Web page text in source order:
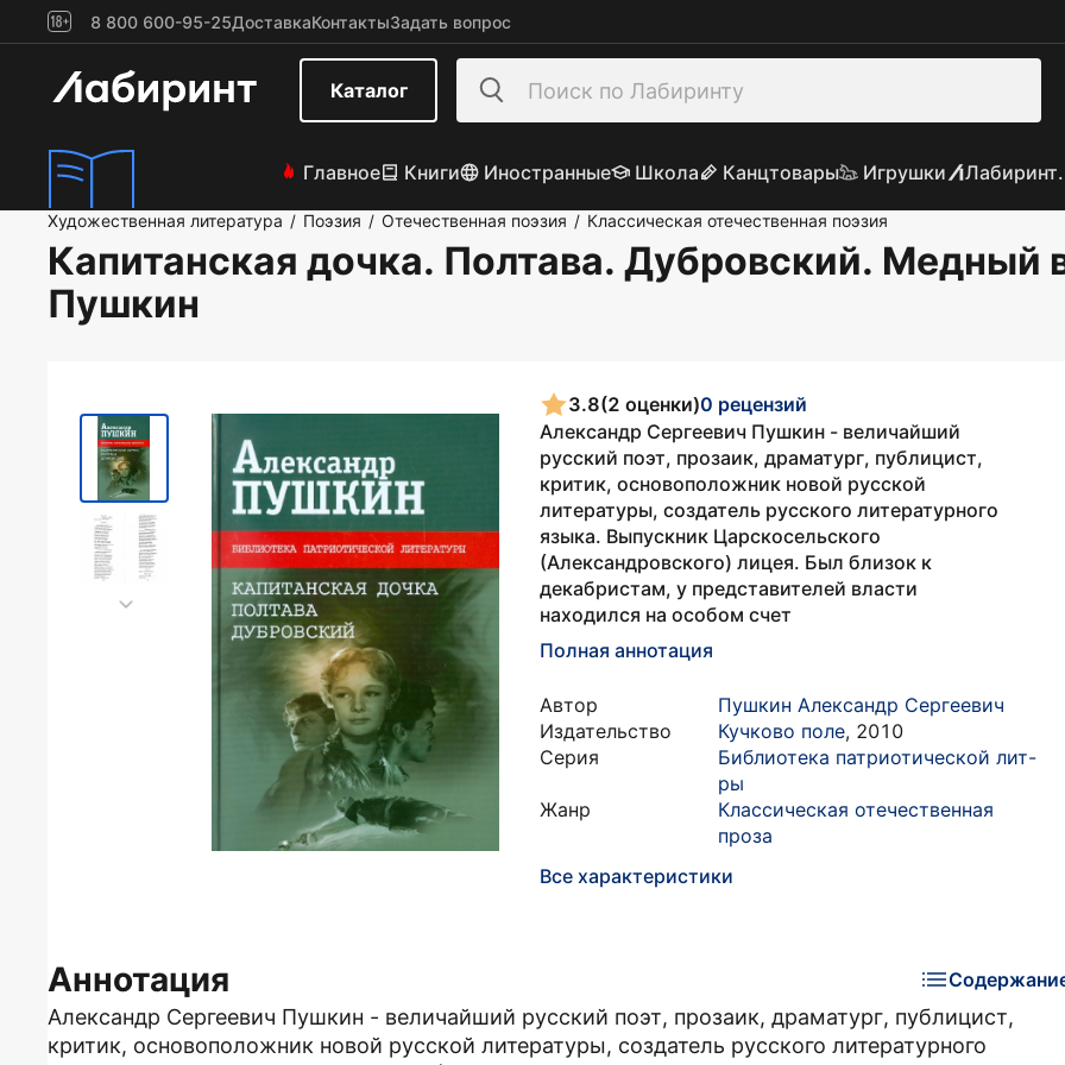
8 800 600-95-25ДоставкаКонтактыЗадать вопрос
Каталог
Главное Книги Иностранные Школа Канцтовары Игрушки
Художественная литература / Поэзия / Отечественная поэзия / Классическая отечественная поэзия
Капитанская дочка. Полтава. Дубровский. Медный
Пушкин
3.8(2 оценки)0 рецензий
Александр Сергеевич Пушкин - величайший
русский поэт, прозаик, драматург, публицист,
критик, основоположник новой русской
литературы, создатель русского литературного
языка. Выпускник Царскосельского
(Александровского) лицея. Был близок к
декабристам, у представителей власти
находился на особом счет
Полная аннотация
Автор
Пушкин Александр Сергеевич
Издательство
Кучково поле, 2010
Серия
Библиотека патриотической лит-
ры
Жанр
Классическая отечественная
проза
Все характеристики
Аннотация
Александр Сергеевич Пушкин - величайший русский поэт, прозаик, драматург, публицист,
критик, основоположник новой русской литературы, создатель русского литературного